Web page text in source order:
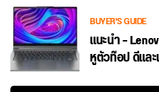
BUYER'S GUIDE
แนะนำ –
หูตัวท๊อป ดีแล